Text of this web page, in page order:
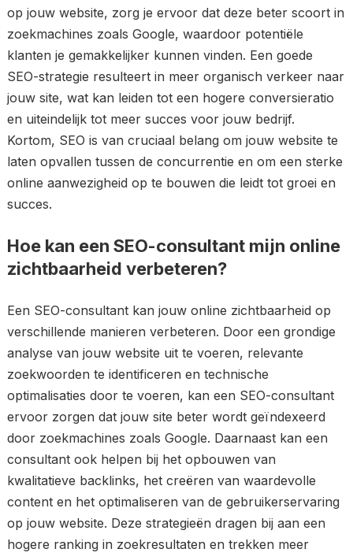
op jouw website, zorg je ervoor dat deze beter scoort in
zoekmachines zoals Google, waardoor potentiële
klanten je gemakkelijker kunnen vinden. Een goede
SEO-strategie resulteert in meer organisch verkeer naar
jouw site, wat kan leiden tot een hogere conversieratio
en uiteindelijk tot meer succes voor jouw bedrijf.
Kortom, SEO is van cruciaal belang om jouw website te
laten opvallen tussen de concurrentie en om een sterke
online aanwezigheid op te bouwen die leidt tot groei en
succes.
Hoe kan een SEO-consultant mijn online
zichtbaarheid verbeteren?
Een SEO-consultant kan jouw online zichtbaarheid op
verschillende manieren verbeteren. Door een grondige
analyse van jouw website uit te voeren, relevante
zoekwoorden te identificeren en technische
optimalisaties door te voeren, kan een SEO-consultant
ervoor zorgen dat jouw site beter wordt geïndexeerd
door zoekmachines zoals Google. Daarnaast kan een
consultant ook helpen bij het opbouwen van
kwalitatieve backlinks, het creëren van waardevolle
content en het optimaliseren van de gebruikerservaring
op jouw website. Deze strategieën dragen bij aan een
hogere ranking in zoekresultaten en trekken meer